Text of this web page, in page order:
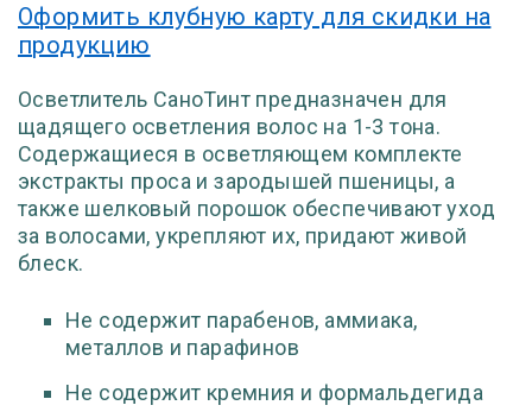
Оформить клубную карту для скидки на
продукцию
Осветлитель СаноТинт предназначен для
щадящего осветления волос на 1-3 тона.
Содержащиеся в осветляющем комплекте
экстракты проса и зародышей пшеницы, а
также шелковый порошок обеспечивают уход
за волосами, укрепляют их, придают живой
блеск.
Не содержит парабенов, аммиака,
металлов и парафинов
Не содержит кремния и формальдегида